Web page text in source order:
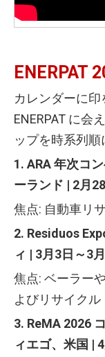
ENERPAT
カレンダーに
ENERPAT に会
ップを時系列順
1. ARA 年次コ
ーランド | 2月
焦点: 自動車リ
2. Residuos
ィ | 3月3日～3
焦点: ベーラー
よびリサイクル
3. ReMA 2026
ィエゴ、米国 |